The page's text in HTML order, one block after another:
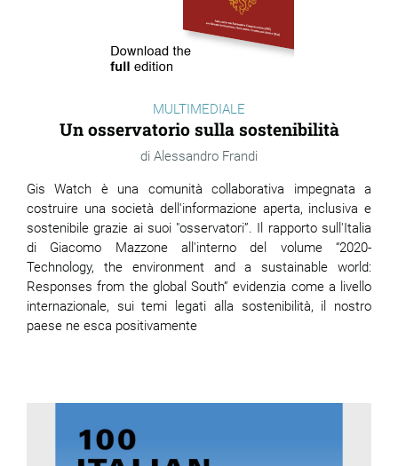
MULTIMEDIALE
Un osservatorio sulla sostenibilità
Alessandro Frandi
Gis Watch è una comunità collaborativa impegnata a
costruire una società dell'informazione aperta, inclusiva e
sostenibile grazie ai suoi "osservatori”. Il rapporto sull'Italia
di Giacomo Mazzone all'interno del volume “2020-
Technology, the environment and a sustainable world:
Responses from the global South” evidenzia come a livello
internazionale, sui temi legati alla sostenibilità, il nostro
paese ne esca positivamente